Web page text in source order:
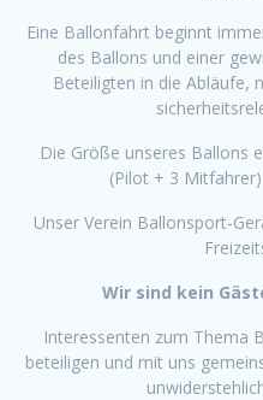
Eine Ballonfahrt beginnt
des Ballons und einer
Beteiligten in die Abläufe,
Die Größe unseres Ballons
(Pilot + 3
Unser Verein Ballonsport-
Wir sind kein
Interessenten zum Thema
beteiligen und mit uns